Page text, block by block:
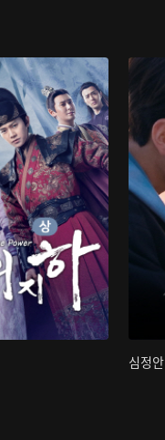
심정안